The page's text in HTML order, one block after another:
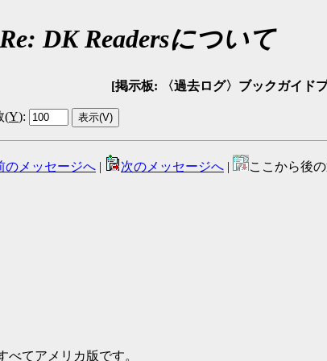
Re: DK Readersについて
[掲示板: 〈過去ログ〉ブックガイド
(Y):
のメッセージへ | 次のメッセージへ | ここから後
べてアメリカ版です。